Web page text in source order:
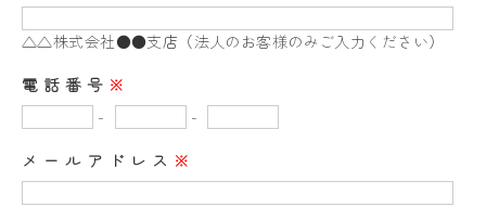
△△株式会社●●支店（法人のお客様のみご入力ください）
電話番号 ※
-
-
メールアドレス ※